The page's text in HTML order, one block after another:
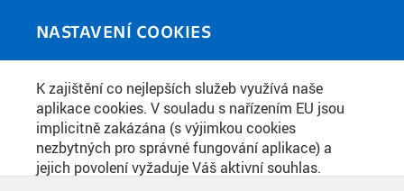
NASTAVENÍ COOKIES
K zajištění co nejlepších služeb využívá naše
aplikace cookies. V souladu s nařízením EU jsou
implicitně zakázána (s výjimkou cookies
nezbytných pro správné fungování aplikace) a
jejich povolení vyžaduje Váš aktivní souhlas.
MEDIATÉKA
PŘÍSPĚVKY PODLE FILTRU
Aktivní filtry: ŠTÍTEK: VÝSTAVA